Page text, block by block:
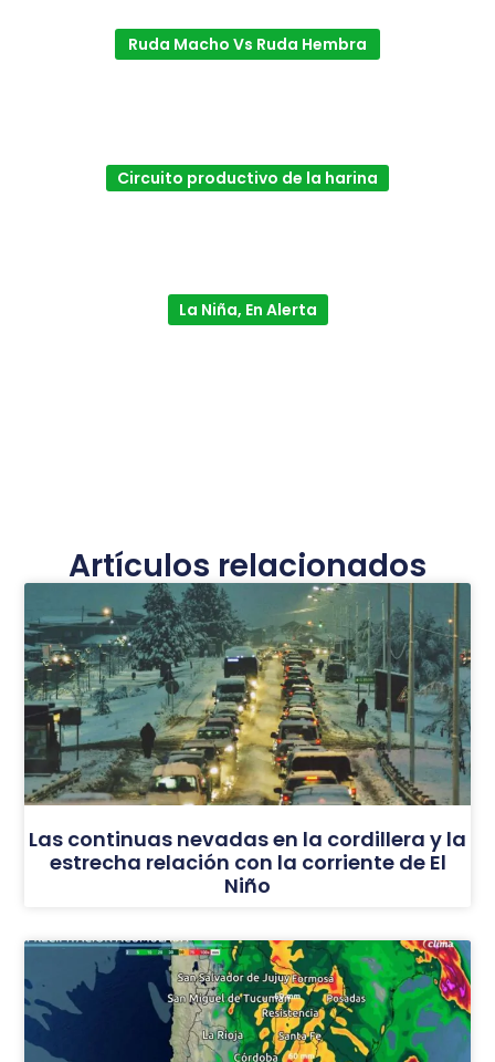
Ruda Macho Vs Ruda Hembra
Circuito productivo de la harina
La Niña, En Alerta
Artículos relacionados
Las continuas nevadas en la cordillera y la
estrecha relación con la corriente de El
Niño